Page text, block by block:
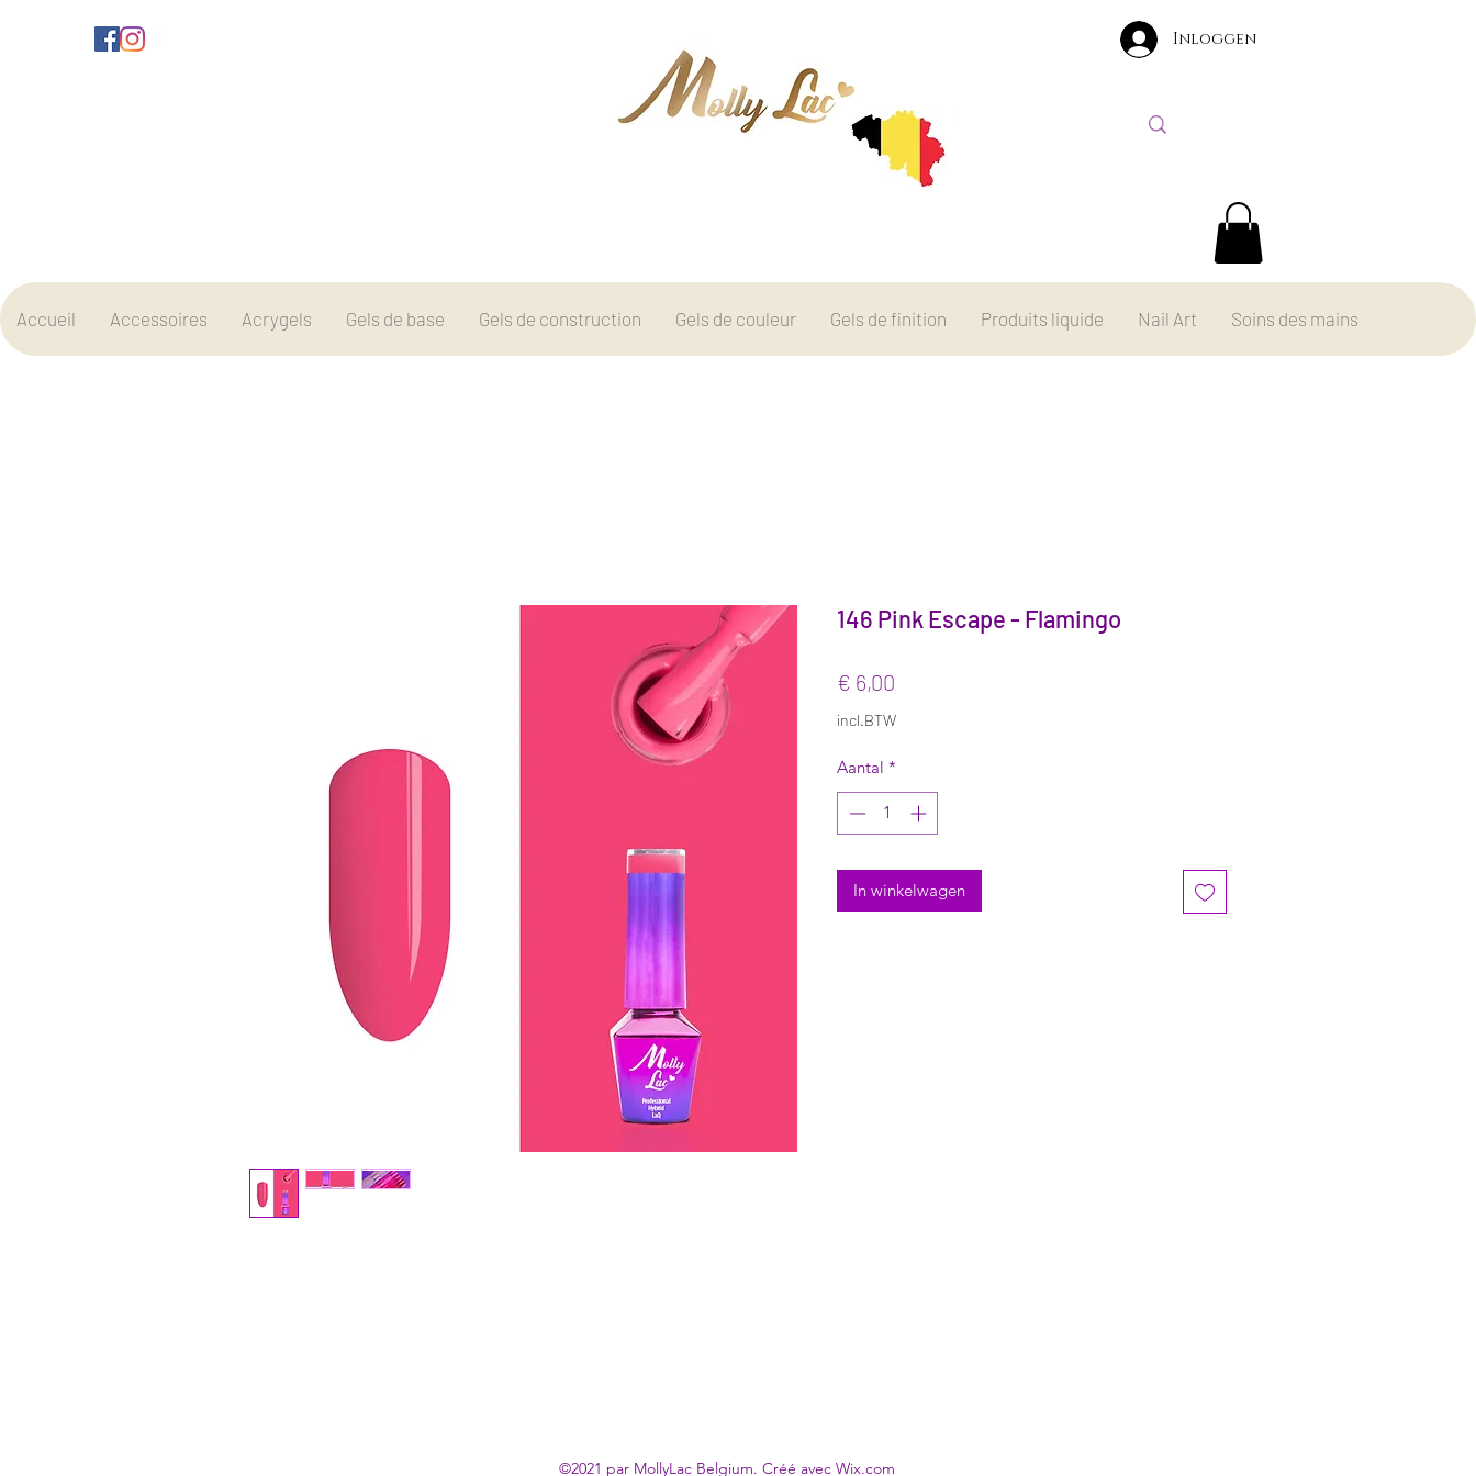
Inloggen
Accueil Accessoires Acrygels Gels de base Gels de construction Gels de couleur Gels de finition Produits liquide Nail Art Soins des mains
146 Pink Escape - Flamingo
€ 6,00
incl.BTW
Aantal *
In winkelwagen
©2021 par MollyLac Belgium. Créé avec Wix.com